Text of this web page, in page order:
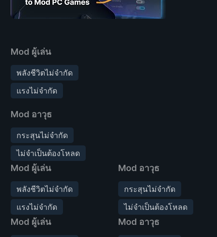
Mod ผู้เล่น
พลังชีวิตไม่จำกัด
แรงไม่จำกัด
Mod อาวุธ
กระสุนไม่จำกัด
ไม่จำเป็นต้องโหลด
Mod ผู้เล่น
พลังชีวิตไม่จำกัด
แรงไม่จำกัด
Mod อาวุธ
กระสุนไม่จำกัด
ไม่จำเป็นต้องโหลด
Mod ผู้เล่น Mod อาวุธ